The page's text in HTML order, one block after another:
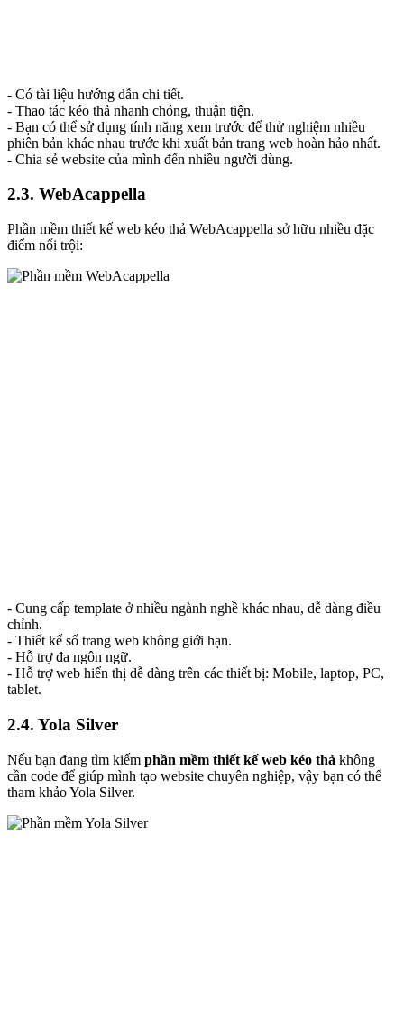
- Có tài liệu hướng dẫn chi tiết.
- Thao tác kéo thả nhanh chóng, thuận tiện.
- Bạn có thể sử dụng tính năng xem trước để thử nghiệm nhiều
phiên bản khác nhau trước khi xuất bản trang web hoàn hảo nhất.
- Chia sẻ website của mình đến nhiều người dùng.
2.3. WebAcappella
Phần mềm thiết kế web kéo thả WebAcappella sở hữu nhiều đặc
điểm nổi trội:
- Cung cấp template ở nhiều ngành nghề khác nhau, dễ dàng điều
chỉnh.
- Thiết kế số trang web không giới hạn.
- Hỗ trợ đa ngôn ngữ.
- Hỗ trợ web hiển thị dễ dàng trên các thiết bị: Mobile, laptop, PC,
tablet.
2.4. Yola Silver
Nếu bạn đang tìm kiếm phần mềm thiết kế web kéo thả không
cần code để giúp mình tạo website chuyên nghiệp, vậy bạn có thể
tham khảo Yola Silver.